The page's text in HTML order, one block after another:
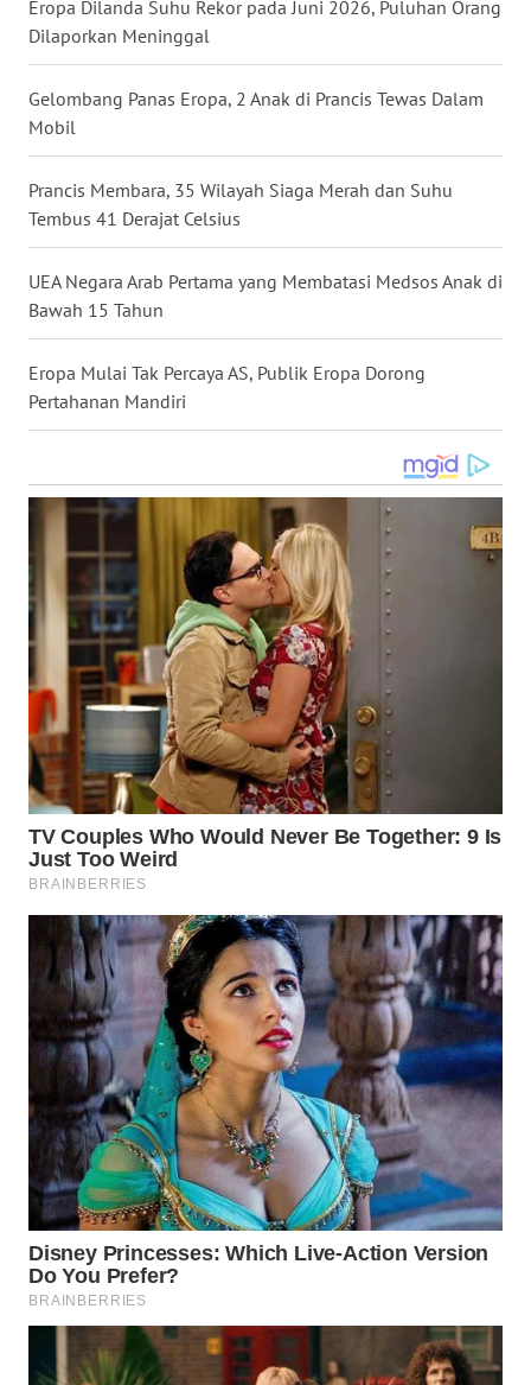
Eropa Dilanda Suhu Rekor pada Juni 2026, Puluhan Orang
Dilaporkan Meninggal
Gelombang Panas Eropa, 2 Anak di Prancis Tewas Dalam
Mobil
Prancis Membara, 35 Wilayah Siaga Merah dan Suhu
Tembus 41 Derajat Celsius
UEA Negara Arab Pertama yang Membatasi Medsos Anak di
Bawah 15 Tahun
Eropa Mulai Tak Percaya AS, Publik Eropa Dorong
Pertahanan Mandiri
WN
WN
JATIM
WN
BALI
WN
KALBAR
KALTENG
WN
KALTARA
WN
KALSEL
WN
KALTIM
WN
SULSEL
GORONTALO
WN
SULUT
WN
MALUKU
WN
MALUT
WN
DAIRI
DANAU